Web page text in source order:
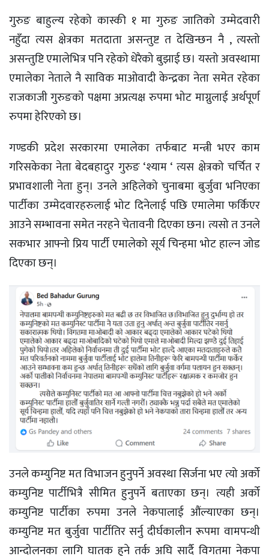
गुरुङ बाहुल्य रहेको कास्की १ मा गुरुङ जातिको उम्मेदवारी
नहुँदा त्यस क्षेत्रका मतदाता असन्तुष्ट त देखिन्छन नै , त्यस्तो
असन्तुष्टि एमालेभित्र पनि रहेको धेरैको बुझाई छ। यस्तो अवस्थामा
एमालेका नेताले नै साविक माओवादी केन्द्रका नेता समेत रहेका
राजकाजी गुरुङको पक्षमा अप्रत्यक्ष रुपमा भोट माग्नुलाई अर्थपूर्ण
रुपमा हेरिएको छ।
गण्डकी प्रदेश सरकारमा एमालेका तर्फबाट मन्त्री भएर काम
गरिसकेका नेता बेदबहादुर गुरुङ ‘श्याम ‘ त्यस क्षेत्रको चर्चित र
प्रभावशाली नेता हुन्। उनले अहिलेको चुनाबमा बुर्जुवा भनिएका
पार्टीका उम्मेदवारहरुलाई भोट दिनेलाई पछि एमालेमा फर्किएर
आउने सम्भावना समेत नरहने चेतावनी दिएका छन। त्यसो त उनले
सकभार आफ्नो प्रिय पार्टी एमालेको सूर्य चिन्हमा भोट हाल्न जोड
दिएका छन्।
उनले कम्युनिष्ट मत विभाजन हुनुपर्ने अवस्था सिर्जना भए त्यो अर्को
कम्युनिष्ट पार्टीभित्रै सीमित हुनुपर्ने बताएका छन्। त्यही अर्को
कम्युनिष्ट पार्टीका रुपमा उनले नेकपालाई औंल्याएका छन्।
कम्युनिष्ट मत बुर्जुवा पार्टीतिर सर्नु दीर्घकालीन रूपमा वामपन्थी
आन्दोलनका लागि घातक हुने तर्क अघि सार्दै विगतमा नेकपा